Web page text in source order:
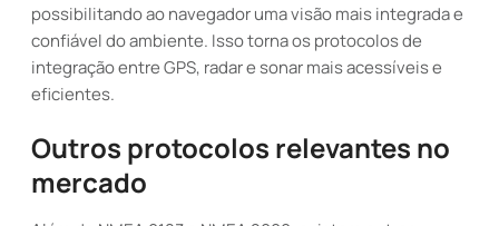
possibilitando ao navegador uma visão mais integrada e
confiável do ambiente. Isso torna os protocolos de
integração entre GPS, radar e sonar mais acessíveis e
eficientes.
Outros protocolos relevantes no
mercado